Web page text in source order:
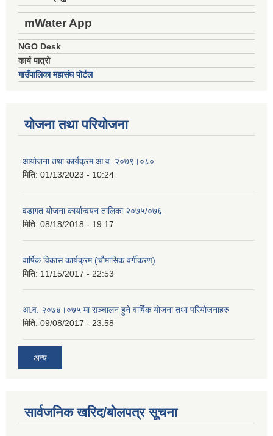
mWater App
NGO Desk
कार्य पात्रो
गाउँपालिका महासंघ पोर्टल
योजना तथा परियोजना
आयोजना तथा कार्यक्रम आ.व. २०७९।०८०
मिति: 01/13/2023 - 10:24
वडागत योजना कार्यान्वयन तालिका २०७५/०७६
मिति: 08/18/2018 - 19:17
वार्षिक विकास कार्यक्रम (चौमासिक वर्गीकरण)
मिति: 11/15/2017 - 22:53
आ.व. २०७४।०७५ मा सञ्चालन हुने वार्षिक योजना तथा परियोजनाहरु
मिति: 09/08/2017 - 23:58
अन्य
सार्वजनिक खरिद/बोलपत्र सूचना